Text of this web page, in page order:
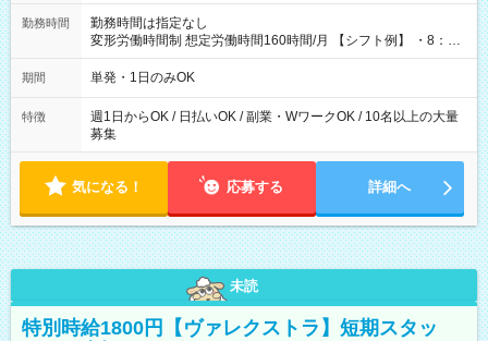
勤務時間
勤務時間は指定なし
変形労働時間制 想定労働時間160時間/月 【シフト例】 ・8：00
～21：00
期間 単発・1日のみOK
特徴
週1日からOK / 日払いOK / 副業・WワークOK / 10名以上の大量
募集
気になる！ 応募する 詳細へ
未読
特別時給1800円【ヴァレクストラ】短期スタッ